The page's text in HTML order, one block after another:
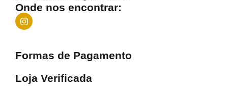
Onde nos encontrar:
Formas de Pagamento
Loja Verificada